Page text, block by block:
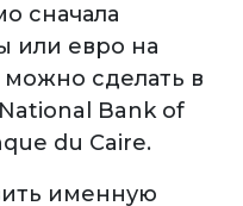
сначала
или евро на
сделать в
Bank of
du Caire.
именную